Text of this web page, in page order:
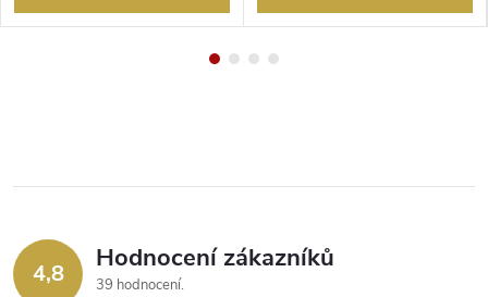
4,8 Hodnocení zákazníků
39 hodnocení